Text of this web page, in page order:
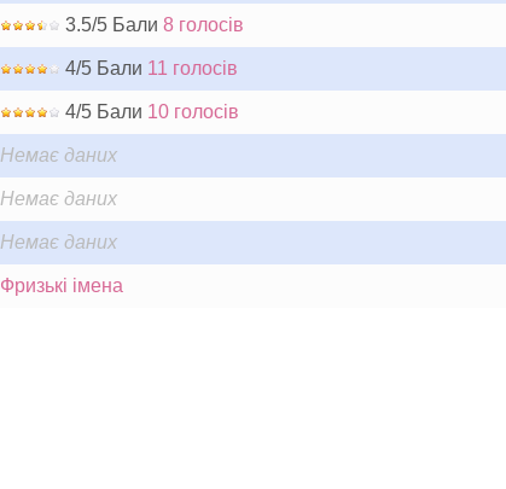
3.5/5 Бали 8 голосів
4/5 Бали 11 голосів
4/5 Бали 10 голосів
Немає даних
Немає даних
Немає даних
Фризькі імена